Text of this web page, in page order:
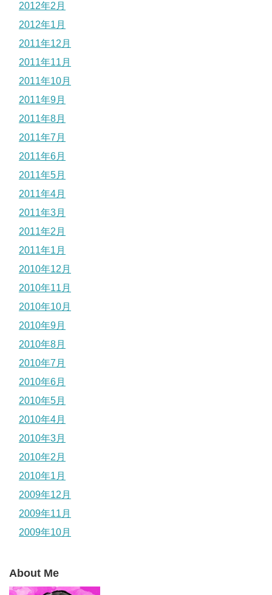
2012年2月
2012年1月
2011年12月
2011年11月
2011年10月
2011年9月
2011年8月
2011年7月
2011年6月
2011年5月
2011年4月
2011年3月
2011年2月
2011年1月
2010年12月
2010年11月
2010年10月
2010年9月
2010年8月
2010年7月
2010年6月
2010年5月
2010年4月
2010年3月
2010年2月
2010年1月
2009年12月
2009年11月
2009年10月
About Me